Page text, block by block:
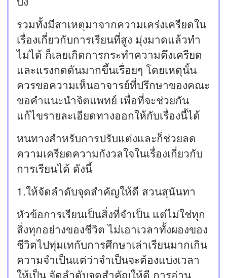
รวมทั้งมีสาเหตุมาจากความเคร่งเครียดใน
เรื่องเกี่ยวกับการเรียนที่สูง มุ่งมาดแล้วทำ
ไม่ได้ ก็เลยเกิดการกระทำความตึงเครียด
และแรงกดดันมากขึ้นเรื่อยๆ โดยเหตุนั้น
ควรขอความเห็นอาจารย์ที่ปรึกษาของคณะ
ขอคำแนะนำจิตแพทย์ เพื่อที่จะช่วยกัน
แก้ไขรายละเอียดทางออกให้กับเรื่องนี้ได้
หนทางสำหรับการปรับแต่งและก็ช่วยลด
ความเครียดความกังวลใจในเรื่องเกี่ยวกับ
การเรียนได้ ดังนี้
1.ให้จัดลำดับจุดสำคัญให้ดี สวนสุนันทา
หัวข้อการเรียนเป็นสิ่งที่จำเป็น แต่ไม่ใช่ทุก
สิ่งทุกอย่างของชีวิต ไม่เอาเวลาทั้งผองของ
ชีวิตไปทุ่มเทกับการศึกษาเล่าเรียนมากเกิน
ความจำเป็นแต่ว่าจำเป็นจะต้องแบ่งเวลา
ให้เป็น จัดลำดับจุดสำคัญให้ดี การอ่าน